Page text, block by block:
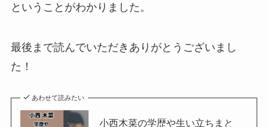
ということがわかりました。
最後まで読んでいただきありがとうございまし
た！
あわせて読みたい
小西木菜の学歴や生い立ちまと